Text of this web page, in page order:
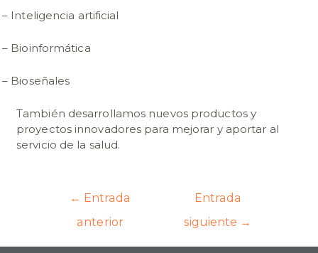
– Inteligencia artificial
– Bioinformática
– Bioseñales
También desarrollamos nuevos productos y
proyectos innovadores para mejorar y aportar al
servicio de la salud.
← Entrada
anterior
Entrada
siguiente →